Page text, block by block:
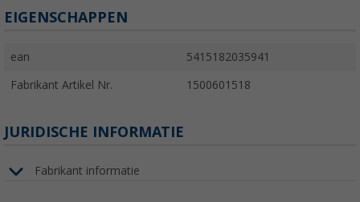
EIGENSCHAPPEN
ean 5415182035941
Fabrikant Artikel Nr. 1500601518
JURIDISCHE INFORMATIE
Fabrikant informatie